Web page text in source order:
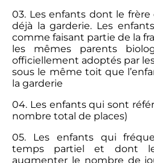
03. Les enfants dont le
déjà la garderie. Les
comme faisant partie de la
les mêmes parents
officiellement adoptés par
sous le même toit que
la garderie
04. Les enfants qui sont
nombre total de places)
05. Les enfants qui
temps partiel et dont
augmenter le nombre de